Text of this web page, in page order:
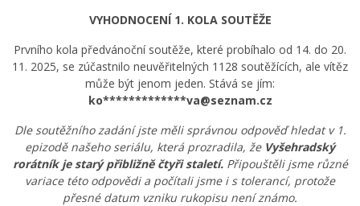
VYHODNOCENÍ 1. KOLA SOUTĚŽE
Prvního kola předvánoční soutěže, které probíhalo od 14. do 20.
11. 2025, se zúčastnilo neuvěřitelných 1128 soutěžících, ale vítěz
může být jenom jeden. Stává se jím:
ko*************va@seznam.cz
Dle soutěžního zadání jste měli správnou odpověď hledat v 1.
epizodě našeho seriálu, která prozradila, že Vyšehradský
rorátník je starý přibližněčtyři staletí.Připouštěli jsme různé
variace této odpovědi a počítali jsme i s tolerancí, protože
přesné datum vzniku rukopisu není známo.